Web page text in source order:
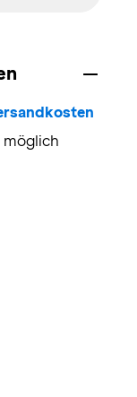
möglich